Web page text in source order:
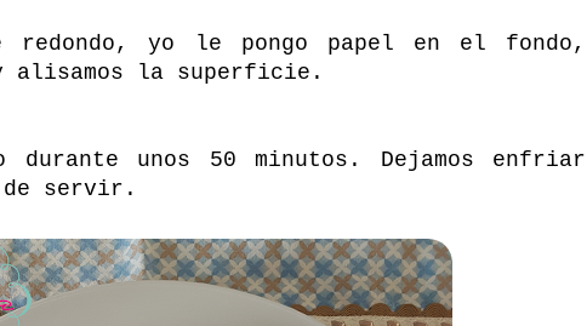
redondo, yo le pongo papel en el fondo,
alisamos la superficie.
durante unos 50 minutos. Dejamos enfriar
de servir.